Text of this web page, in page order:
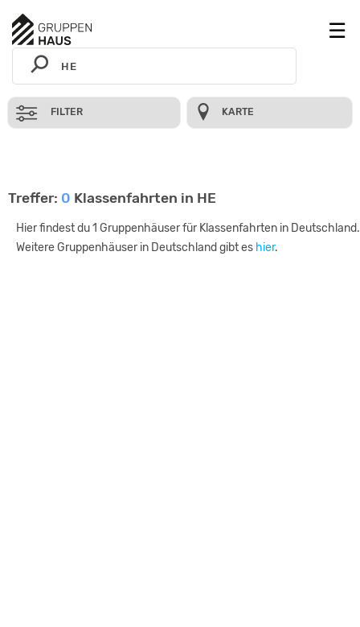
FILTER KARTE
Treffer: 0 Klassenfahrten in HE
Hier findest du 1 Gruppenhäuser für Klassenfahrten in Deutschland.
Weitere Gruppenhäuser in Deutschland gibt es hier.